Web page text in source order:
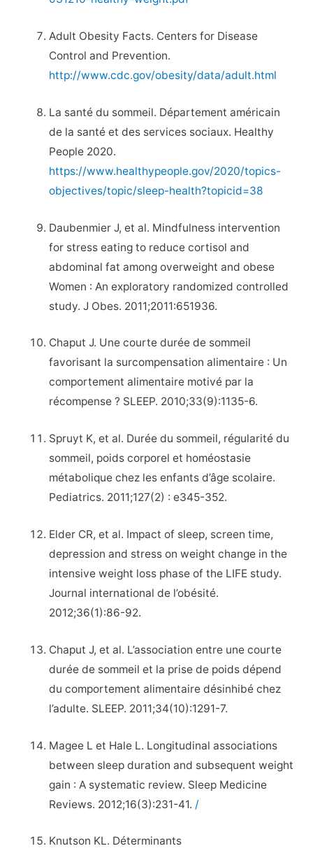
Adult Obesity Facts. Centers for Disease
Control and Prevention.
http://www.cdc.gov/obesity/data/adult.html
La santé du sommeil. Département américain
de la santé et des services sociaux. Healthy
People 2020.
https://www.healthypeople.gov/2020/topics-
objectives/topic/sleep-health?topicid=38
Daubenmier J, et al. Mindfulness intervention
for stress eating to reduce cortisol and
abdominal fat among overweight and obese
Women : An exploratory randomized controlled
study. J Obes. 2011;2011:651936.
Chaput J. Une courte durée de sommeil
favorisant la surcompensation alimentaire : Un
comportement alimentaire motivé par la
récompense ? SLEEP. 2010;33(9):1135-6.
Spruyt K, et al. Durée du sommeil, régularité du
sommeil, poids corporel et homéostasie
métabolique chez les enfants d’âge scolaire.
Pediatrics. 2011;127(2) : e345-352.
Elder CR, et al. Impact of sleep, screen time,
depression and stress on weight change in the
intensive weight loss phase of the LIFE study.
Journal international de l’obésité.
2012;36(1):86-92.
Chaput J, et al. L’association entre une courte
durée de sommeil et la prise de poids dépend
du comportement alimentaire désinhibé chez
l’adulte. SLEEP. 2011;34(10):1291-7.
Magee L et Hale L. Longitudinal associations
between sleep duration and subsequent weight
gain : A systematic review. Sleep Medicine
Reviews. 2012;16(3):231-41. /
Knutson KL. Déterminants